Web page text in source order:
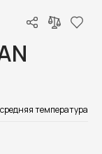
температура